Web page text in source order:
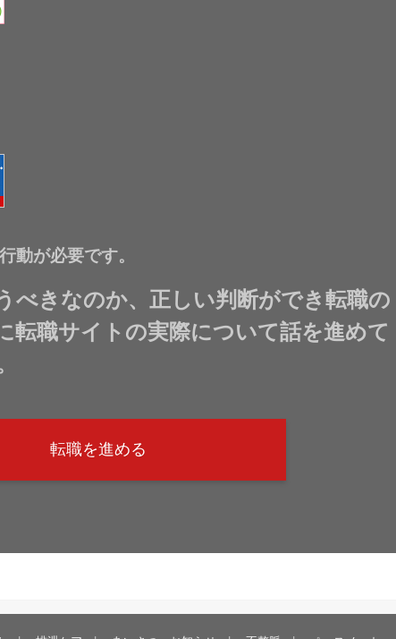
動が必要です。
べきなのか、正しい判断ができ転職の
転職サイトの実際について話を進めて
転職を進める